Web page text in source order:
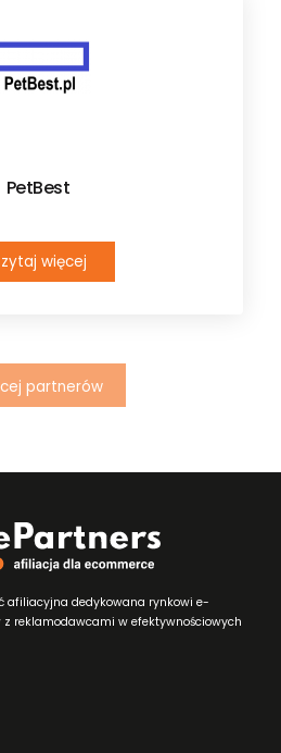
PetBest
więcej
partnerów
afiliacyjna dedykowana rynkowi e-
reklamodawcami w efektywnościowych